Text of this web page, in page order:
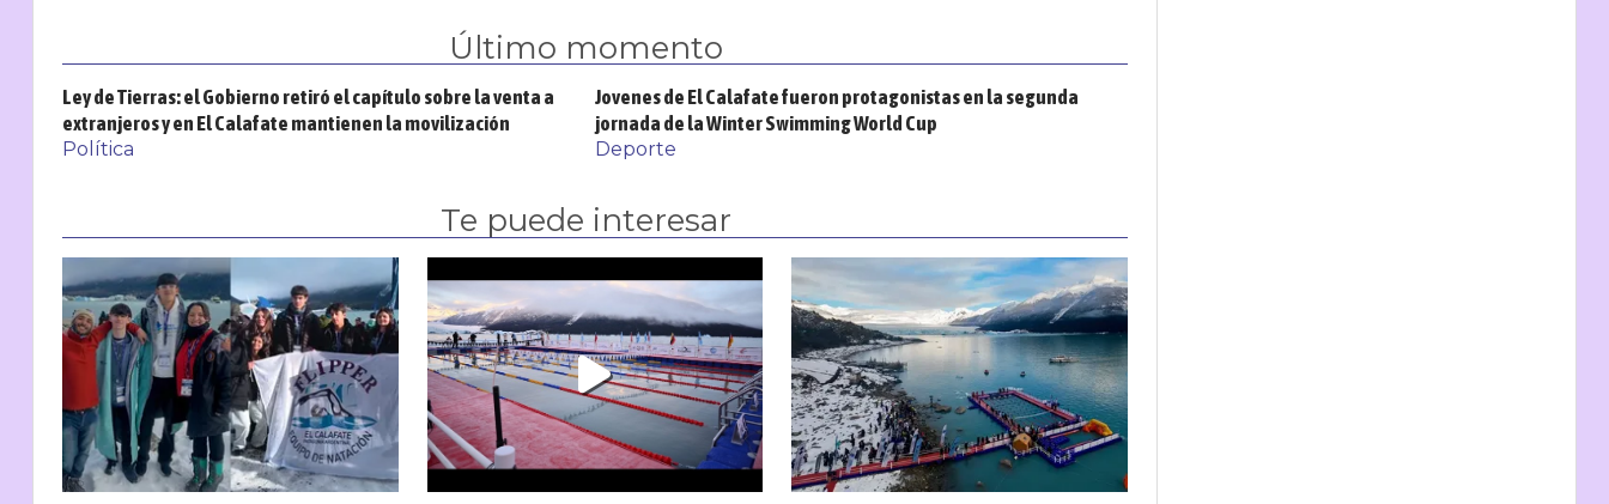
Último momento
Ley de Tierras: el Gobierno retiró el capítulo sobre la venta a
extranjeros y en El Calafate mantienen la movilización
Política
Jovenes de El Calafate fueron protagonistas en la segunda
jornada de la Winter Swimming World Cup
Deporte
Te puede interesar